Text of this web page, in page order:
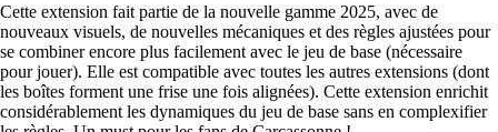
Cette extension fait partie de la nouvelle gamme 2025, avec de
nouveaux visuels, de nouvelles mécaniques et des règles ajustées pour
se combiner encore plus facilement avec le jeu de base (nécessaire
pour jouer). Elle est compatible avec toutes les autres extensions (dont
les boîtes forment une frise une fois alignées). Cette extension enrichit
considérablement les dynamiques du jeu de base sans en complexifier